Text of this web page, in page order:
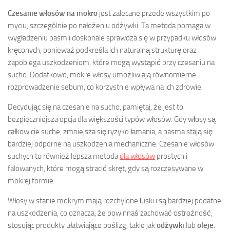
Czesanie włosów na mokro jest zalecane przede wszystkim po
myciu, szczególnie po nałożeniu odżywki. Ta metoda pomaga w
wygładzeniu pasm i doskonale sprawdza się w przypadku włosów
kręconych, ponieważ podkreśla ich naturalną strukturę oraz
zapobiega uszkodzeniom, które mogą wystąpić przy czesaniu na
sucho. Dodatkowo, mokre włosy umożliwiają równomierne
rozprowadzenie sebum, co korzystnie wpływa na ich zdrowie.
Decydując się na czesanie na sucho, pamiętaj, że jest to
bezpieczniejsza opcja dla większości typów włosów. Gdy włosy są
całkowicie suche, zmniejsza się ryzyko łamania, a pasma stają się
bardziej odporne na uszkodzenia mechaniczne. Czesanie włosów
suchych to również lepsza metodadla włosów prostych i
falowanych, które mogą stracić skręt, gdy są rozczesywane w
mokrej formie.
Włosy w stanie mokrym mają rozchylone łuski i są bardziej podatne
na uszkodzenia, co oznacza, że powinnaś zachować ostrożność,
stosując produkty ułatwiające poślizg, takie jakodżywki lub oleje